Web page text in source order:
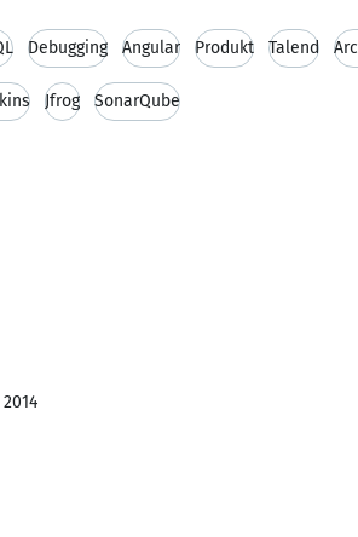
Debugging Angular Produkt Talend
Jfrog SonarQube